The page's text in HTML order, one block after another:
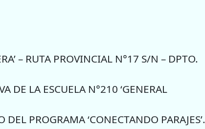
– RUTA PROVINCIAL N°17 S/N – DPTO.
DE LA ESCUELA N°210 ‘GENERAL
PROGRAMA ‘CONECTANDO PARAJES’.